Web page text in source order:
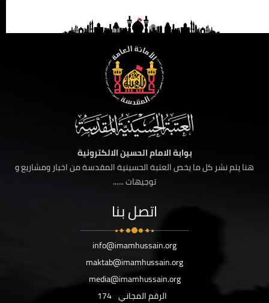
بوابة الامام الحسين الالكترونية
هنا يتم نشر كل ما يخص العتبة الحسينية المقدسة من اخبار ومشاريع و
توجيهات ......
اتصل بنا
info@imamhussain.org
maktab@imamhussain.org
media@imamhussain.org
الرقم المجاني 174